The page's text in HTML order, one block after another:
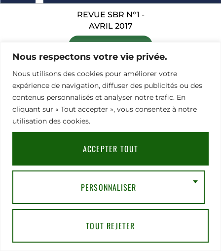
Nous respectons votre vie privée.
Nous utilisons des cookies pour améliorer votre
expérience de navigation, diffuser des publicités ou des
contenus personnalisés et analyser notre trafic. En
cliquant sur « Tout accepter », vous consentez à notre
utilisation des cookies.
PERSONNALISER
TOUT REJETER
ACCEPTER TOUT
REVUE SBR N°1 -
AVRIL 2017
NOUS CONTACTER